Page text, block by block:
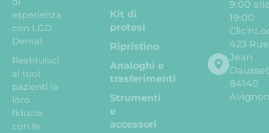
esperienza
con LGD
Dental.
Restituisci
ai tuoi
pazienti la
loro
fiducia
con le
Kit di
protesi
Ripristino
Analoghi e
trasferimenti
Strumenti
e
accessori
9:00
19:00
423 Rue
Jean
84140